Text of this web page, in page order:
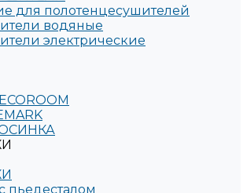
для полотенцесушителей
водяные
электрические
пьедесталом